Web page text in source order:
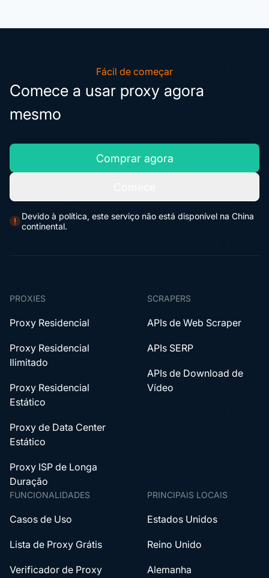
Fácil de começar
Comece a usar proxy agora
mesmo
Comprar agora
Devido à política, este serviço não está disponível na China
continental.
PROXIES
Proxy Residencial
Proxy Residencial
Ilimitado
Proxy Residencial
Estático
Proxy de Data Center
Estático
Proxy ISP de Longa
Duração
SCRAPERS
APIs de Web Scraper
APIs SERP
APIs de Download de
Vídeo
FUNCIONALIDADES
Casos de Uso
Lista de Proxy Grátis
Verificador de Proxy
PRINCIPAIS LOCAIS
Estados Unidos
Reino Unido
Alemanha